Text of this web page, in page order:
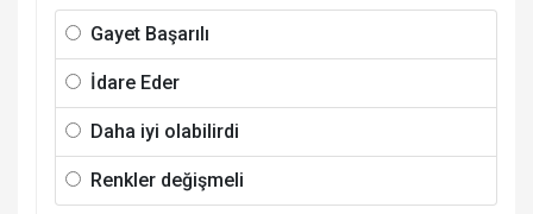
Gayet Başarılı
İdare Eder
Daha iyi olabilirdi
Renkler değişmeli